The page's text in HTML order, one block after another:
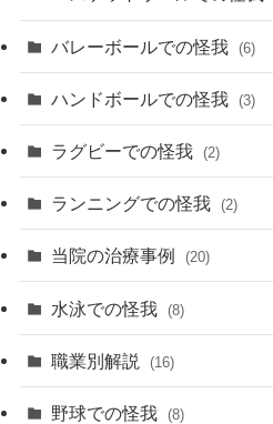
バレーボールでの怪我 (6)
ハンドボールでの怪我 (3)
ラグビーでの怪我 (2)
ランニングでの怪我 (2)
当院の治療事例 (20)
水泳での怪我 (8)
職業別解説 (16)
野球での怪我 (8)